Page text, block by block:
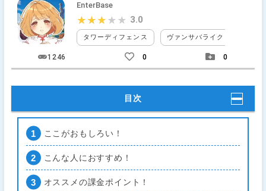
EnterBase
タワーディフェンス ヴァンサバライク
★★★★★
★★★★★ 3.0
1246 0 0
目次
ここがおもしろい！
こんな人におすすめ！
オススメの課金ポイント！